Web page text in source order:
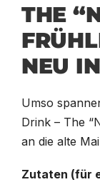
THE
NEU
Umso
Drink – The
an die alte
Zutaten (für